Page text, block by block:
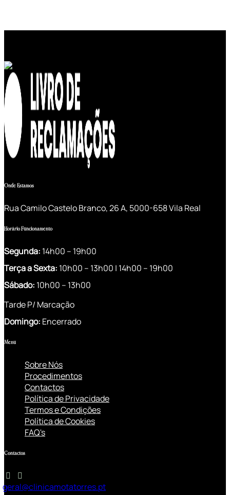
Onde Estamos
Rua Camilo Castelo Branco, 26 A, 5000-658 Vila Real
Horário Funcionamento
Segunda: 14h00 – 19h00
Terça a Sexta: 10h00 – 13h00 | 14h00 – 19h00
Sábado: 10h00 – 13h00
Tarde P/ Marcação
Domingo: Encerrado
Menu
Sobre Nós
Procedimentos
Contactos
Política de Privacidade
Termos e Condições
Política de Cookies
FAQ's
Contactos
geral@clinicamotatorres.pt